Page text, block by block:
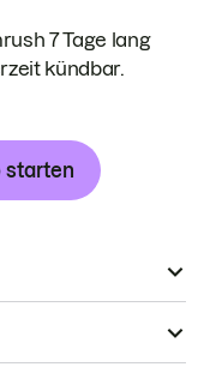
7 Tage lang
kündbar.
starten